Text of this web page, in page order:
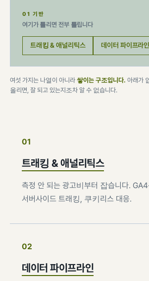
01 기반
여기가 틀리면 전부 틀립니다
트래킹 & 애널리틱스 데이터 파이프라인
여섯 가지는 나열이 아니라 쌓이는 구조입니다. 아래가
올리면, 잘 되고 있는지조차 알 수 없습니다.
01
트래킹 & 애널리틱스
측정 안 되는 광고비부터 잡습니다.
서버사이드 트래킹, 쿠키리스 대응.
02
데이터 파이프라인